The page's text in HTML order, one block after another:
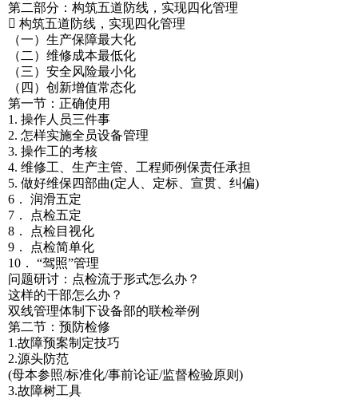
第二部分：构筑五道防线，实现四化管理
 构筑五道防线，实现四化管理
（一）生产保障最大化
（二）维修成本最低化
（三）安全风险最小化
（四）创新增值常态化
第一节：正确使用
1. 操作人员三件事
2. 怎样实施全员设备管理
3. 操作工的考核
4. 维修工、生产主管、工程师例保责任承担
5. 做好维保四部曲(定人、定标、宣贯、纠偏)
6． 润滑五定
7． 点检五定
8． 点检目视化
9． 点检简单化
10． “驾照”管理
问题研讨：点检流于形式怎么办？
这样的干部怎么办？
双线管理体制下设备部的联检举例
第二节：预防检修
1.故障预案制定技巧
2.源头防范
(母本参照/标准化/事前论证/监督检验原则)
3.故障树工具